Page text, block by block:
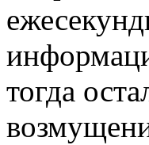
тогда